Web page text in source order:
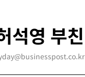
석영 부친